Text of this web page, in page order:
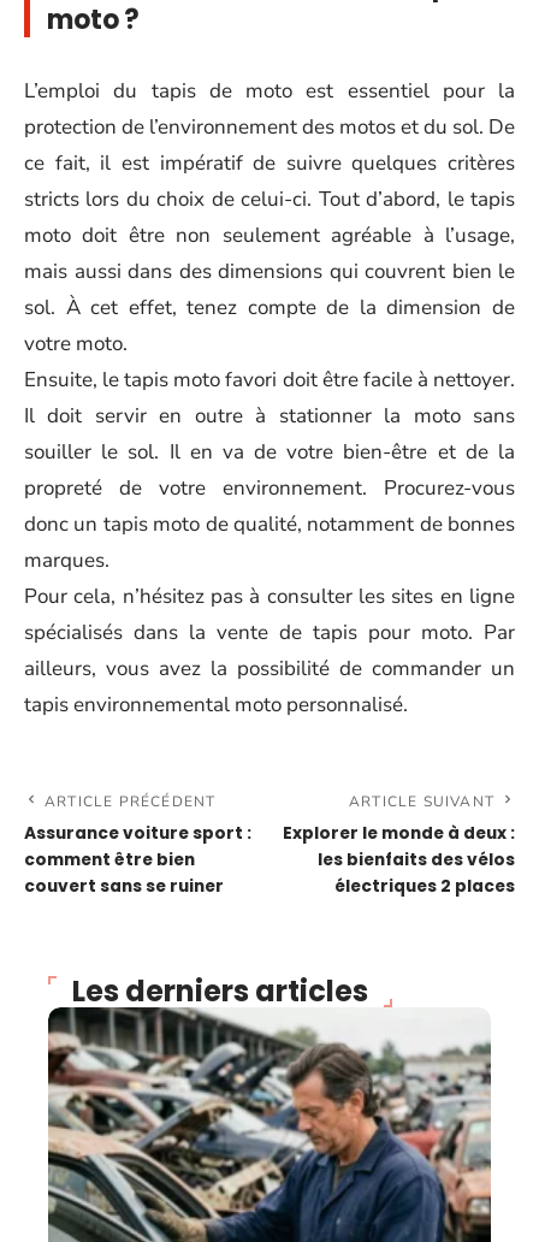
moto ?
L’emploi du tapis de moto est essentiel pour la
protection de l’environnement des motos et du sol. De
ce fait, il est impératif de suivre quelques critères
stricts lors du choix de celui-ci. Tout d’abord, le tapis
moto doit être non seulement agréable à l’usage,
mais aussi dans des dimensions qui couvrent bien le
sol. À cet effet, tenez compte de la dimension de
votre moto.
Ensuite, le tapis moto favori doit être facile à nettoyer.
Il doit servir en outre à stationner la moto sans
souiller le sol. Il en va de votre bien-être et de la
propreté de votre environnement. Procurez-vous
donc un tapis moto de qualité, notamment de bonnes
marques.
Pour cela, n’hésitez pas à consulter les sites en ligne
spécialisés dans la vente de tapis pour moto. Par
ailleurs, vous avez la possibilité de commander un
tapis environnemental moto personnalisé.
ARTICLE PRÉCÉDENT
Assurance voiture sport :
comment être bien
couvert sans se ruiner
ARTICLE SUIVANT
Explorer le monde à deux :
les bienfaits des vélos
électriques 2 places
Les derniers articles